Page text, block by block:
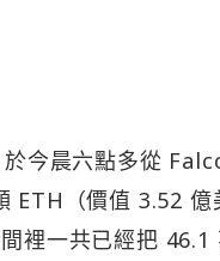
今晨六點多從
ETH（價值 3.52
裡一共已經把